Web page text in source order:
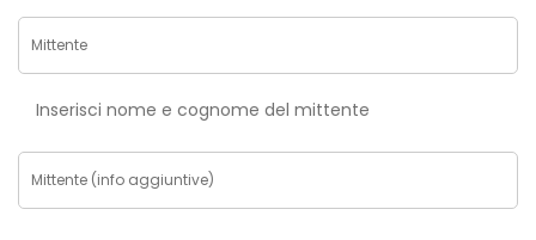
Inserisci nome e cognome del mittente